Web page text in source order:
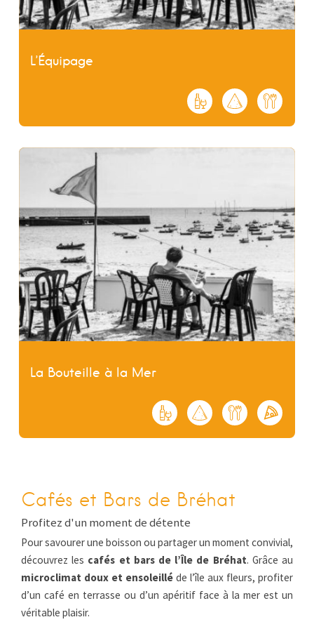
L’Équipage
La Bouteille à la Mer
Cafés et Bars de Bréhat
Profitez d'un moment de détente
Pour savourer une boisson ou partager un moment convivial,
découvrez les cafés et bars de l’Île de Bréhat. Grâce au
microclimat doux et ensoleillé de l’île aux fleurs, profiter
d’un café en terrasse ou d’un apéritif face à la mer est un
véritable plaisir.